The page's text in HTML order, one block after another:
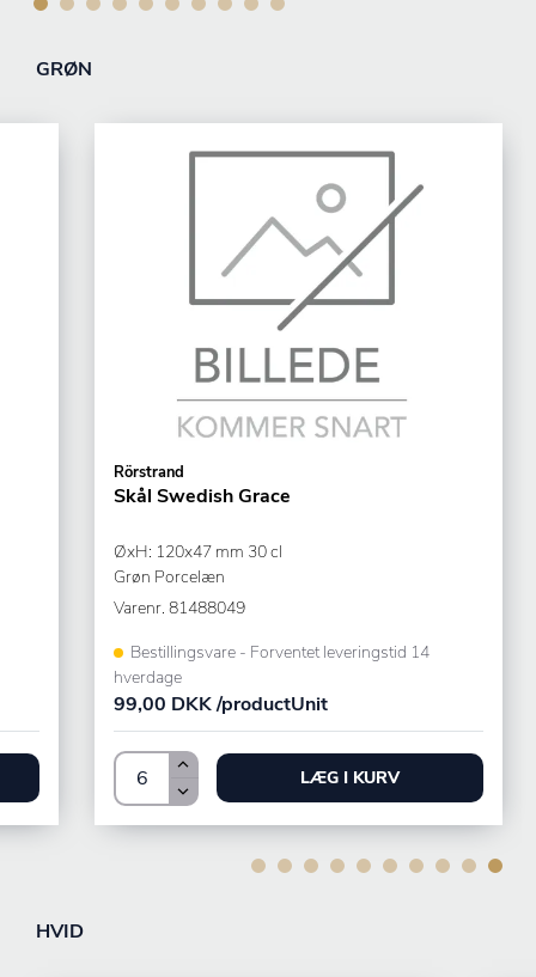
GRØN
Rörstrand
Skål Swedish Grace
ØxH: 120x47 mm 30 cl
Grøn Porcelæn
Varenr.81488049
Bestillingsvare - Forventet leveringstid 14
hverdage
99,00 DKK /productUnit
LÆG I KURV
HVID